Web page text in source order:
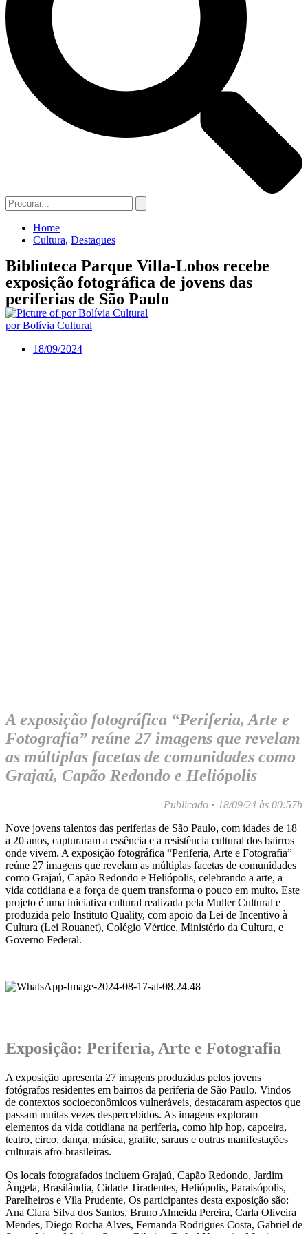
Home
Cultura, Destaques
Biblioteca Parque Villa-Lobos recebe
exposição fotográfica de jovens das
periferias de São Paulo
por Bolívia Cultural
18/09/2024
A exposição fotográfica “Periferia, Arte e
Fotografia” reúne 27 imagens que revelam
as múltiplas facetas de comunidades como
Grajaú, Capão Redondo e Heliópolis
Publicado • 18/09/24 às 00:57h
Nove jovens talentos das periferias de São Paulo, com idades de 18
a 20 anos, capturaram a essência e a resistência cultural dos bairros
onde vivem. A exposição fotográfica “Periferia, Arte e Fotografia”
reúne 27 imagens que revelam as múltiplas facetas de comunidades
como Grajaú, Capão Redondo e Heliópolis, celebrando a arte, a
vida cotidiana e a força de quem transforma o pouco em muito. Este
projeto é uma iniciativa cultural realizada pela Muller Cultural e
produzida pelo Instituto Quality, com apoio da Lei de Incentivo à
Cultura (Lei Rouanet), Colégio Vértice, Ministério da Cultura, e
Governo Federal.
Exposição: Periferia, Arte e Fotografia
A exposição apresenta 27 imagens produzidas pelos jovens
fotógrafos residentes em bairros da periferia de São Paulo. Vindos
de contextos socioeconômicos vulneráveis, destacaram aspectos que
passam muitas vezes despercebidos. As imagens exploram
elementos da vida cotidiana na periferia, como hip hop, capoeira,
teatro, circo, dança, música, grafite, saraus e outras manifestações
culturais afro-brasileiras.
Os locais fotografados incluem Grajaú, Capão Redondo, Jardim
Ângela, Brasilândia, Cidade Tiradentes, Heliópolis, Paraisópolis,
Parelheiros e Vila Prudente. Os participantes desta exposição são:
Ana Clara Silva dos Santos, Bruno Almeida Pereira, Carla Oliveira
Mendes, Diego Rocha Alves, Fernanda Rodrigues Costa, Gabriel de